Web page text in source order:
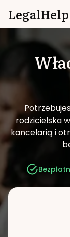
LegalHelp
rodzicielska
kancelarią i